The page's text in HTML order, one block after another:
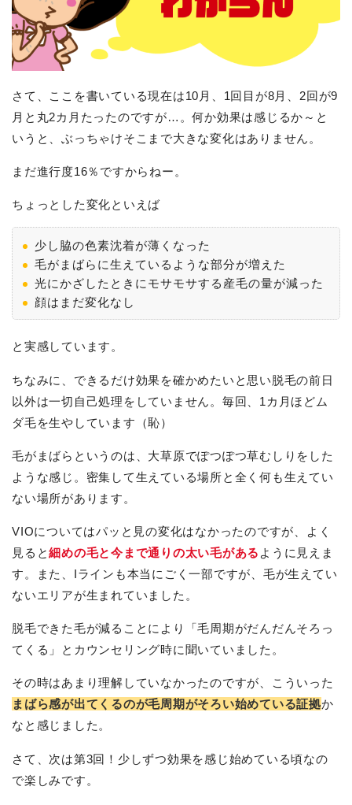
さて、ここを書いている現在は10月、1回目が8月、2回が9
月と丸2カ月たったのですが…。何か効果は感じるか～と
いうと、ぶっちゃけそこまで大きな変化はありません。
まだ進行度16％ですからねー。
ちょっとした変化といえば
少し脇の色素沈着が薄くなった
毛がまばらに生えているような部分が増えた
光にかざしたときにモサモサする産毛の量が減った
顔はまだ変化なし
と実感しています。
ちなみに、できるだけ効果を確かめたいと思い脱毛の前日
以外は一切自己処理をしていません。毎回、1カ月ほどム
ダ毛を生やしています（恥）
毛がまばらというのは、大草原でぽつぽつ草むしりをした
ような感じ。密集して生えている場所と全く何も生えてい
ない場所があります。
VIOについてはパッと見の変化はなかったのですが、よく
見ると細めの毛と今まで通りの太い毛がある ように見えま
す。また、Iラインも本当にごく一部ですが、毛が生えてい
ないエリアが生まれていました。
脱毛できた毛が減ることにより「毛周期がだんだんそろっ
てくる」とカウンセリング時に聞いていました。
その時はあまり理解していなかったのですが、こういった
まばら感が出てくるのが毛周期がそろい始めている証拠か
なと感じました。
さて、次は第3回！少しずつ効果を感じ始めている頃なの
で楽しみです。